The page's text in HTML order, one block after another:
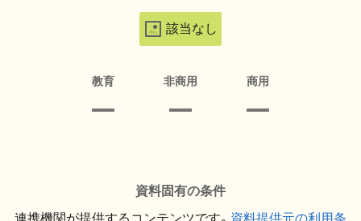
該当なし
教育 非商用 商用
資料固有の条件